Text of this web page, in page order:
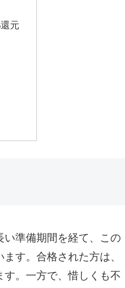
元
い準備期間を経て、この
す。合格された方は、
。一方で、惜しくも不